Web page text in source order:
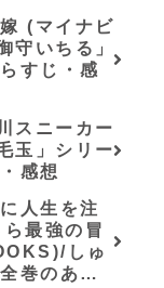
(マイナビ
守いちる」
すじ・感
スニーカー
玉」シリー
感想
人生を注
最強の冒
しゅ
巻のあら